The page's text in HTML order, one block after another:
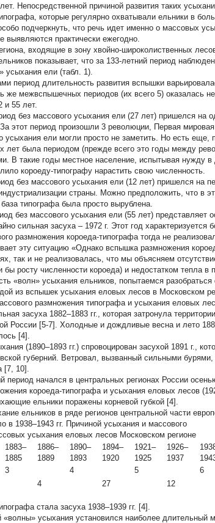
Непосредственной причиной развития таких
которые регулярно охватывали ельники в
подчеркнуть, что речь идет именно о массовых
выявляются практически ежегодно.
входящие в зону хвойно-широколиственных
показывает, что за 133-летний период
усыхания ели (табл. 1).
период длительность развития вспышки
же межвспышечных периодов (их всего 5) оказалась
и 55 лет.
без массового усыхания ели (27 лет) пришелся на
этот период произошли 3 революции, Первая
усыхания ели могли просто не заметить. Но есть еще,
лет была периодом (прежде всего это годы между
В такие годы местное население, испытывая нужду
короеду-типографу нарастить свою численность.
без массового усыхания ели (12 лет) пришелся на
страны. Можно предположить, что в
типографа была просто вырублена.
без массового усыхания ели (55 лет) представляет
сильная засуха – 1972 г. Этот год
размножения короеда-типографа тогда не
эту ситуацию «Однако вспышка размножения
так и не реализовалась, что мы объясняем
бы росту численности короеда) и недостатком тепла
«волн» усыхания ельников, попытаемся разобраться
из вспышек усыхания еловых лесов в Московском
размножения типографа и усыхания еловых
засуха 1882–1883 гг., которая затронула
России [5-7]. Холодные и дождливые весна и лето
[4].
(1890–1893 гг.) спровоцирован засухой 1891 г.,
губерний. Ветровал, вызванный сильными
[7, 10].
начался в центральных регионах России
короеда-типографа и усыхания еловых лесов
ельники поражены корневой губкой [4].
ельников в ряде регионов центральной части
в 1938–1943 гг. Причиной усыхания и массового
усыхания еловых лесов Московском регионе
1883–
1885
1886–
1889
1890–
1893
1894–
1920
1921–
1925
1926–
1937
3 4 5 6
4 27 12
стала засуха 1938–1939 гг. [4].
«волны» усыхания установился наиболее длительный